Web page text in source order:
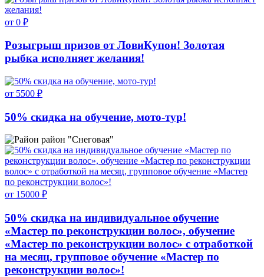
от 0 ₽
Розыгрыш призов от ЛовиКупон! Золотая
рыбка исполняет желания!
от 5500 ₽
50% скидка на обучение, мото-тур!
район "Снеговая"
от 15000 ₽
50% скидка на индивидуальное обучение
«Мастер по реконструкции волос», обучение
«Мастер по реконструкции волос» с отработкой
на месяц, групповое обучение «Мастер по
реконструкции волос»!